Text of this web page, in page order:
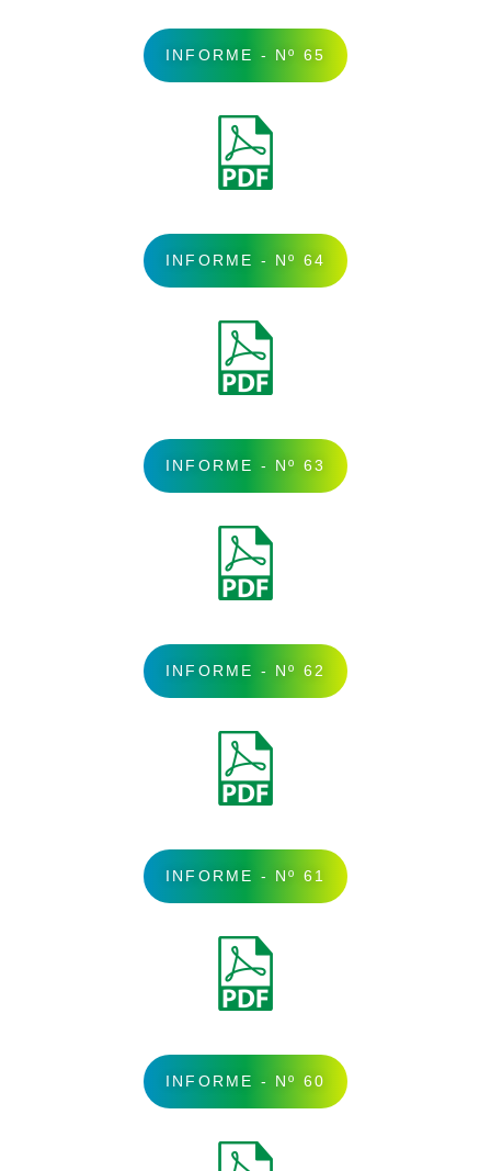
INFORME - Nº 65
INFORME - Nº 64
INFORME - Nº 63
INFORME - Nº 62
INFORME - Nº 61
INFORME - Nº 60